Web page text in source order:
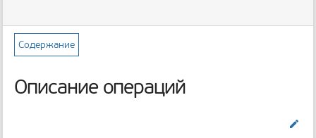
сайта
страницы
е
т
Содержание
Описание операций